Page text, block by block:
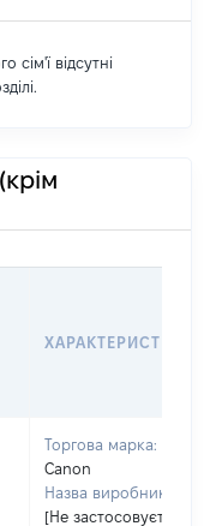
сім'ї відсутні
ХАРАКТЕРИСТИКА
Торгова марка:
Canon
Назва виробника:
[Не застосовується]